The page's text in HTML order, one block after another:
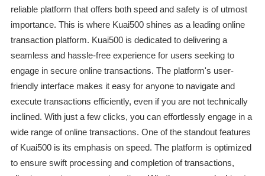
reliable platform that offers both speed and safety is of utmost
importance. This is where Kuai500 shines as a leading online
transaction platform. Kuai500 is dedicated to delivering a
seamless and hassle-free experience for users seeking to
engage in secure online transactions. The platform's user-
friendly interface makes it easy for anyone to navigate and
execute transactions efficiently, even if you are not technically
inclined. With just a few clicks, you can effortlessly engage in a
wide range of online transactions. One of the standout features
of Kuai500 is its emphasis on speed. The platform is optimized
to ensure swift processing and completion of transactions,